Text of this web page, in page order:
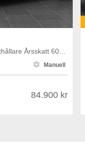
5-dörrar ecoFLEX 100hk PDC Farthållare Årsskatt 602kr
 Manuell
84.900 kr